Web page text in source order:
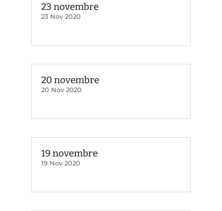
23 novembre
23 Nov 2020
20 novembre
20 Nov 2020
19 novembre
19 Nov 2020